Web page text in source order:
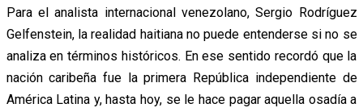
Para el analista internacional venezolano, Sergio Rodríguez
Gelfenstein, la realidad haitiana no puede entenderse si no se
analiza en términos históricos. En ese sentido recordó que la
nación caribeña fue la primera República independiente de
América Latina y, hasta hoy, se le hace pagar aquella osadía a